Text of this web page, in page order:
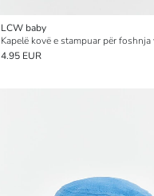
LCW baby
Kapelë kovë e stampuar për foshnja
4.95 EUR